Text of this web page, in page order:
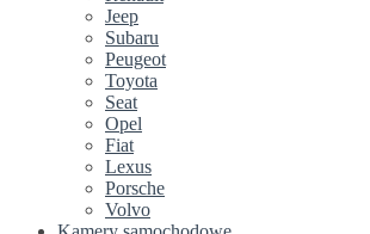
Jeep
Subaru
Peugeot
Toyota
Seat
Opel
Fiat
Lexus
Porsche
Volvo